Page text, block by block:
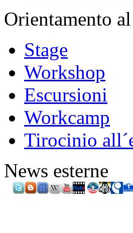
Orientamento
Stage
Workshop
Escursioni
Workcamp
Tirocinio
News esterne